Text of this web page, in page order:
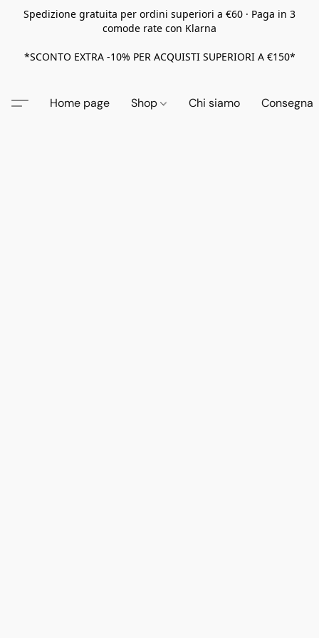
Spedizione gratuita per ordini superiori a €60 · Paga in 3
comode rate con Klarna
*SCONTO EXTRA -10% PER ACQUISTI SUPERIORI A €150*
Home page Shop Chi siamo Consegna